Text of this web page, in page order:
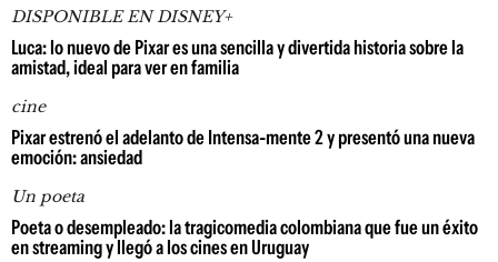
DISPONIBLE EN DISNEY+
Luca: lo nuevo de Pixar es una sencilla y divertida historia sobre la
amistad, ideal para ver en familia
cine
Pixar estrenó el adelanto de Intensa-mente 2 y presentó una nueva
emoción: ansiedad
Un poeta
Poeta o desempleado: la tragicomedia colombiana que fue un éxito
en streaming y llegó a los cines en Uruguay